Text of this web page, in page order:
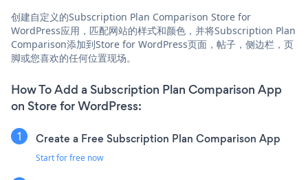
创建自定义的Subscription Plan Comparison Store for
WordPress应用，匹配网站的样式和颜色，并将Subscription Plan
Comparison添加到Store for WordPress页面，帖子，侧边栏，页
脚或您喜欢的任何位置现场。
How To Add a Subscription Plan Comparison App
on Store for WordPress:
Create a Free Subscription Plan Comparison App
Start for free now